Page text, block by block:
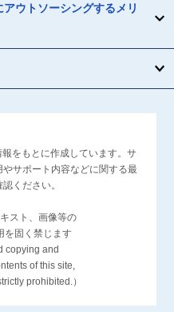
アウトソーシングするメリ
をもとに作成しています。サ
サポート内容などに関する最
ください。
スト、画像等の
を固く禁じます
copying and
of this site,
prohibited.）